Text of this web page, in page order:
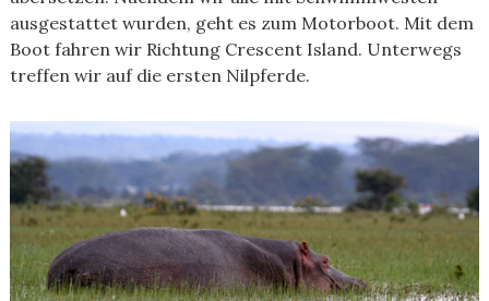
ausgestattet wurden, geht es zum Motorboot. Mit dem
Boot fahren wir Richtung Crescent Island. Unterwegs
treffen wir auf die ersten Nilpferde.